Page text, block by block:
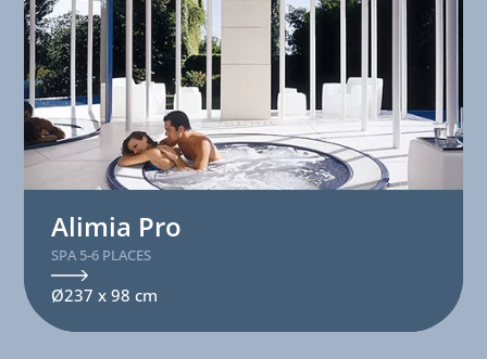
Alimia Pro
SPA 5-6 PLACES
Ø237 x 98 cm